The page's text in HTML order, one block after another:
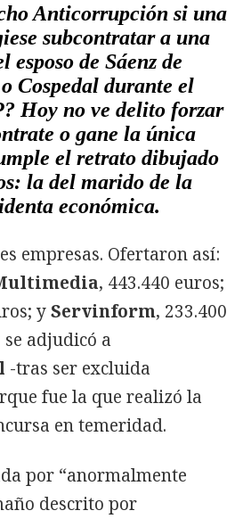
Anticorrupción si una
subcontratar a una
esposo de Sáenz de
Cospedal durante el
Hoy no ve delito forzar
o gane la única
el retrato dibujado
la del marido de la
económica.
empresas. Ofertaron así:
, 443.440 euros;
yServinform, 233.400
adjudicó a
-tras ser excluida
fue la que realizó la
en temeridad.
por “anormalmente
descrito por